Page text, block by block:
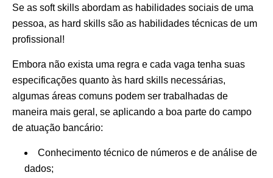
Se as soft skills abordam as habilidades sociais de uma
pessoa, as hard skills são as habilidades técnicas de um
profissional!
Embora não exista uma regra e cada vaga tenha suas
especificações quanto às hard skills necessárias,
algumas áreas comuns podem ser trabalhadas de
maneira mais geral, se aplicando a boa parte do campo
de atuação bancário:
Conhecimento técnico de números e de análise de
dados;